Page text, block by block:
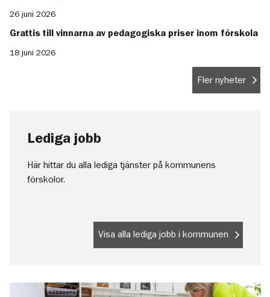
26 juni 2026
Grattis till vinnarna av pedagogiska priser inom förskola
18 juni 2026
Fler nyheter
Lediga jobb
Här hittar du alla lediga tjänster på kommunens
förskolor.
Visa alla lediga jobb i kommunen